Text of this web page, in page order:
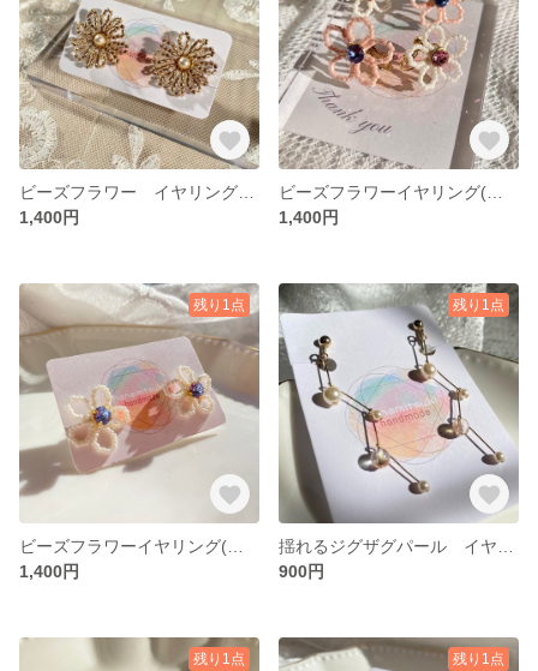
1,400円
1,400円
残り1点
1,400円
残り1点
900円
残り1点 残り1点